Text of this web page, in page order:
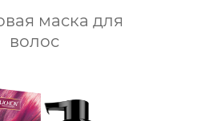
маска для
волос